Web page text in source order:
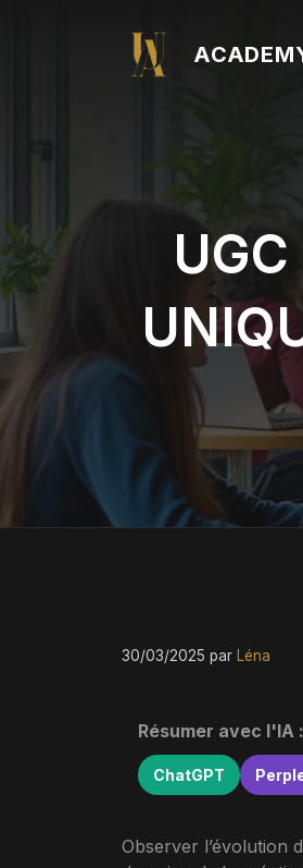
30/03/2025 par Léna
Résumer avec l'IA :
ChatGPT
Observer l’évolution